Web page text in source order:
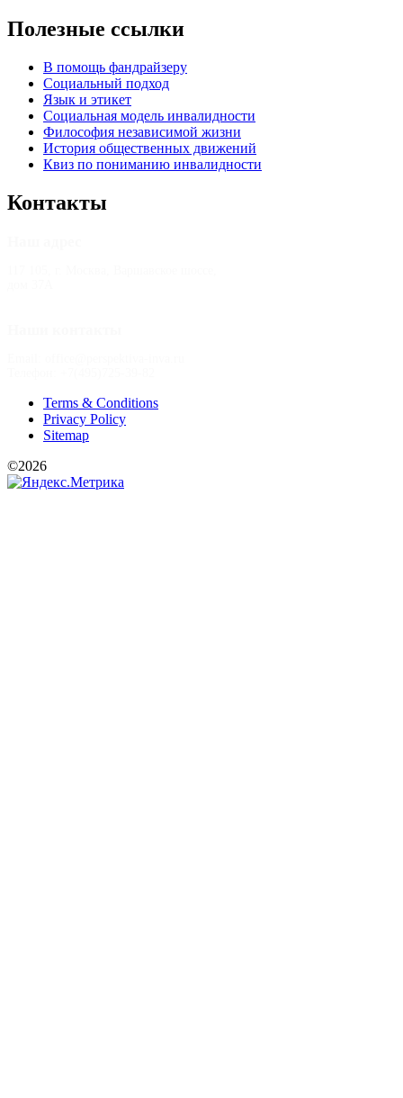
Полезные ссылки
В помощь фандрайзеру
Социальный подход
Язык и этикет
Социальная модель инвалидности
Философия независимой жизни
История общественных движений
Квиз по пониманию инвалидности
Контакты
Terms & Conditions
Privacy Policy
Sitemap
©2026